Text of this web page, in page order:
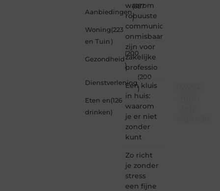
Aanbiedingen
(357
)
Woning
en Tuin
(223
)
Gezondheid
(200
)
Dienstverlening
(200
)
Eten en
drinken
(126
)
waarom
robuuste
communicatiemiddelen
onmisbaar
zijn voor
zakelijke
professio
Een kluis
in huis:
waarom
je er niet
zonder
kunt
Zo richt
je zonder
stress
een fijne